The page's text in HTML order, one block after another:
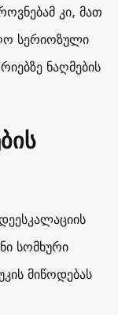
კი, მათ
სერიოზული
ნაღმების
სომხური
მიწოდებას